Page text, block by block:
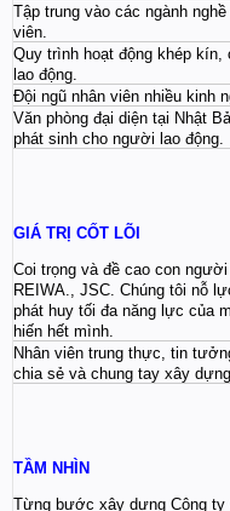
Tập trung vào các ngành
viên.
Quy trình hoạt động khép
lao động.
Đội ngũ nhân viên nhiều kinh
Văn phòng đại diện tại Nhật
phát sinh cho người lao động.
GIÁ TRỊ CỐT LÕI
Coi trọng và đề cao con
REIWA., JSC. Chúng tôi nỗ
phát huy tối đa năng lực của
hiến hết mình.
Nhân viên trung thực, tin
chia sẻ và chung tay xây
TẦM NHÌN
Từng bước xây dựng Công ty